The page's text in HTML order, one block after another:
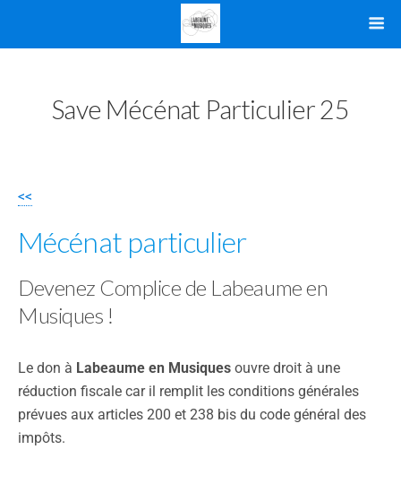
Save Mécénat Particulier 25
<<
Mécénat particulier
Devenez Complice de Labeaume en
Musiques !
Le don à Labeaume en Musiques ouvre droit à une
réduction fiscale car il remplit les conditions générales
prévues aux articles 200 et 238 bis du code général des
impôts.